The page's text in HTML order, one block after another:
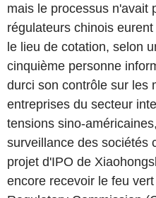
mais le processus n'avait
régulateurs chinois
le lieu de cotation, selon
cinquième personne
durci son contrôle sur les
entreprises du secteur
tensions sino-
surveillance des sociétés
projet d'IPO de
encore recevoir le feu